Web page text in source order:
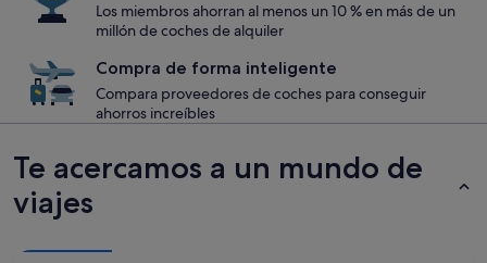
Los miembros ahorran al menos un 10 % en más de un
millón de coches de alquiler
Compra de forma inteligente
Compara proveedores de coches para conseguir
ahorros increíbles
Te acercamos a un mundo de
viajes